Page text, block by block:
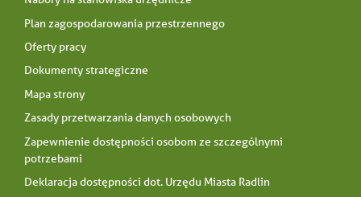
Plan zagospodarowania przestrzennego
Oferty pracy
Dokumenty strategiczne
Mapa strony
Zasady przetwarzania danych osobowych
Zapewnienie dostępności osobom ze szczególnymi
potrzebami
Deklaracja dostępności dot. Urzędu Miasta Radlin